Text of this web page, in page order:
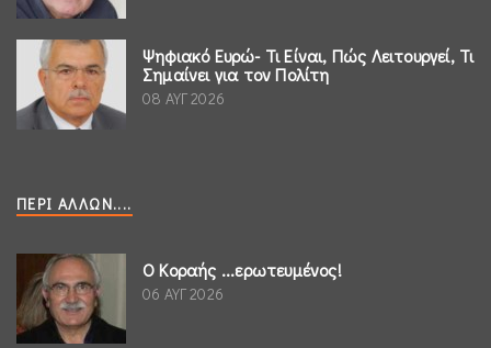
Ψηφιακό Ευρώ- Τι Είναι, Πώς Λειτουργεί, Τι
Σημαίνει για τον Πολίτη
08 ΑΥΓ 2026
ΠΕΡΊ ΆΛΛΩΝ....
Ο Κοραής ...ερωτευμένος!
06 ΑΥΓ 2026